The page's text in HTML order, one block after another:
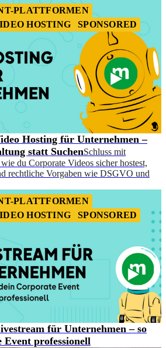
PLATTFORMEN
HOSTING SPONSORED
Hosting für Unternehmen –
statt SuchenSchluss mit
du Corporate Videos sicher hostest,
rechtliche Vorgaben wie DSGVO und
PLATTFORMEN
HOSTING SPONSORED
für Unternehmen – so
professionell